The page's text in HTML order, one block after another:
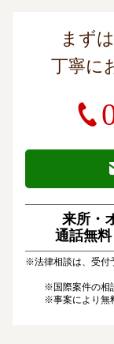
まず
丁寧に
来所・
通話無料
※法律相談は、受付
※国際案件の相
※事案により無